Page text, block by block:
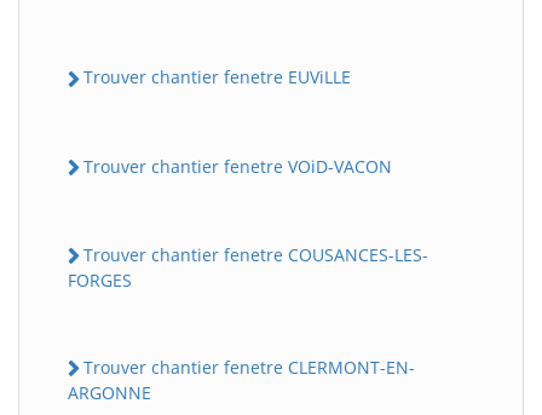
Trouver chantier fenetre EUViLLE
Trouver chantier fenetre VOiD-VACON
Trouver chantier fenetre COUSANCES-LES-
FORGES
Trouver chantier fenetre CLERMONT-EN-
ARGONNE